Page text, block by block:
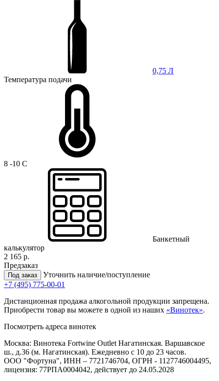
0,75 Л
Температура подачи
8 -10 C
Банкетный
калькулятор
2 165 р.
Предзаказ
Под заказ
Уточнить наличие/поступление
+7 (495) 775-00-01
Дистанционная продажа алкогольной продукции запрещена.
Приобрести товар вы можете в одной из наших «Винотек».
Посмотреть адреса винотек
Москва: Винотека Fortwine Outlet Нагатинская. Варшавское
ш., д.36 (м. Нагатинская). Ежедневно с 10 до 23 часов.
ООО "Фортуна", ИНН – 7721746704, ОГРН - 1127746004495,
лицензия: 77РПА0004042, действует до 24.05.2028